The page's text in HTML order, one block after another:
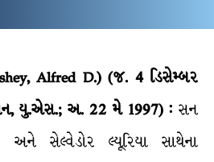
Alfred D.) (જ. 4 ડિસેમ્બર
યુ.એસ.; અ. 22 મે 1997) : સન
અને સેલ્વેડોર લ્યૂરિયા સાથેના